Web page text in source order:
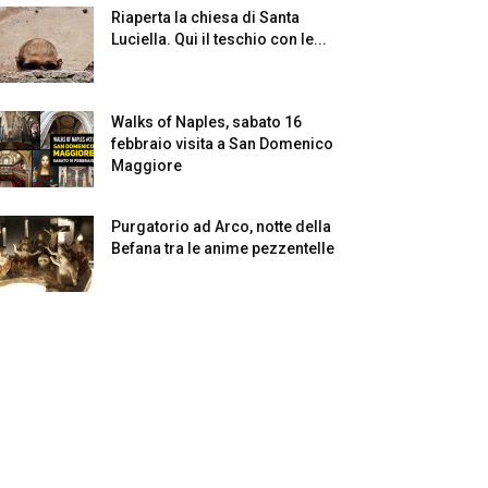
Riaperta la chiesa di Santa
Luciella. Qui il teschio con le...
Walks of Naples, sabato 16
febbraio visita a San Domenico
Maggiore
Purgatorio ad Arco, notte della
Befana tra le anime pezzentelle